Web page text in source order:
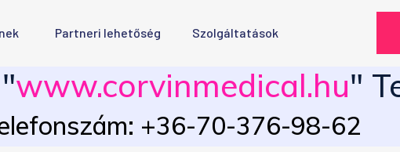
Partneri lehetőség Szolgáltatások
www.corvinmedical.hu"
+36-70-376-98-62